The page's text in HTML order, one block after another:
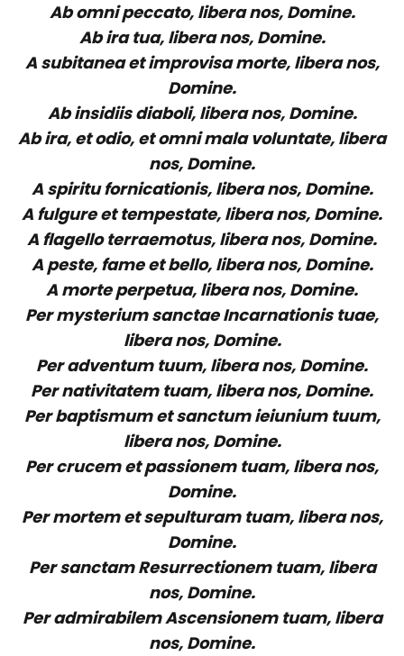
Ab omni peccato, libera nos, Domine.
Ab ira tua, libera nos, Domine.
A subitanea et improvisa morte, libera nos,
Domine.
Ab insidiis diaboli, libera nos, Domine.
Ab ira, et odio, et omni mala voluntate, libera
nos, Domine.
A spiritu fornicationis, libera nos, Domine.
A fulgure et tempestate, libera nos, Domine.
A flagello terraemotus, libera nos, Domine.
A peste, fame et bello, libera nos, Domine.
A morte perpetua, libera nos, Domine.
Per mysterium sanctae Incarnationis tuae,
libera nos, Domine.
Per adventum tuum, libera nos, Domine.
Per nativitatem tuam, libera nos, Domine.
Per baptismum et sanctum ieiunium tuum,
libera nos, Domine.
Per crucem et passionem tuam, libera nos,
Domine.
Per mortem et sepulturam tuam, libera nos,
Domine.
Per sanctam Resurrectionem tuam, libera
nos, Domine.
Per admirabilem Ascensionem tuam, libera
nos, Domine.